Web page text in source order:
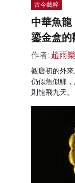
古今藝粹
中華魚
鎏金盒的
作者: 趙雨樂
觀唐初的外
仍似魚似鱷
則龍飛九天。